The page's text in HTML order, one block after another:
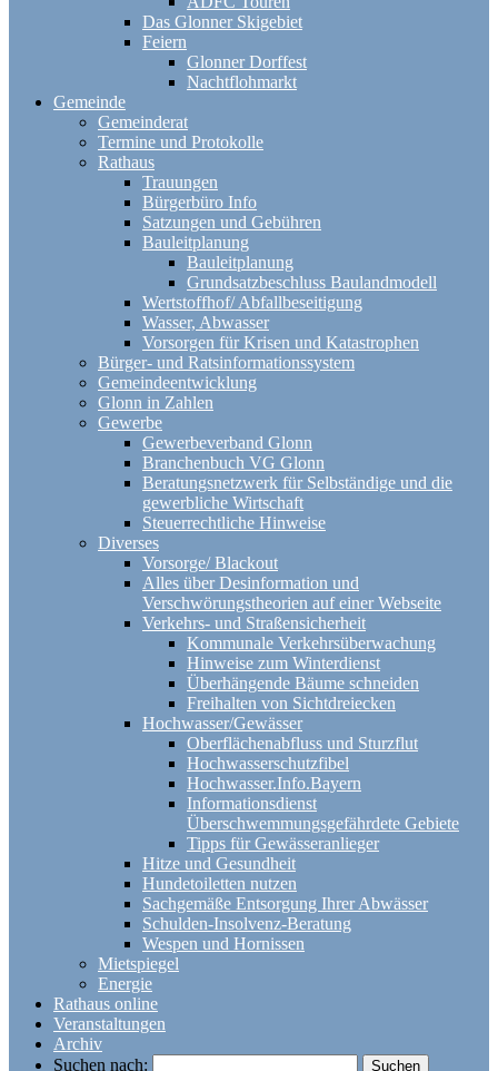
Das Glonner Skigebiet
Feiern
Glonner Dorffest
Nachtflohmarkt
Gemeinde
Gemeinderat
Termine und Protokolle
Rathaus
Trauungen
Bürgerbüro Info
Satzungen und Gebühren
Bauleitplanung
Bauleitplanung
Grundsatzbeschluss Baulandmodell
Wertstoffhof/ Abfallbeseitigung
Wasser, Abwasser
Vorsorgen für Krisen und Katastrophen
Bürger- und Ratsinformationssystem
Gemeindeentwicklung
Glonn in Zahlen
Gewerbe
Gewerbeverband Glonn
Branchenbuch VG Glonn
Beratungsnetzwerk für Selbständige und die
gewerbliche Wirtschaft
Steuerrechtliche Hinweise
Diverses
Vorsorge/ Blackout
Alles über Desinformation und
Verschwörungstheorien auf einer Webseite
Verkehrs- und Straßensicherheit
Kommunale Verkehrsüberwachung
Hinweise zum Winterdienst
Überhängende Bäume schneiden
Freihalten von Sichtdreiecken
Hochwasser/Gewässer
Oberflächenabfluss und Sturzflut
Hochwasserschutzfibel
Hochwasser.Info.Bayern
Informationsdienst
Überschwemmungsgefährdete Gebiete
Tipps für Gewässeranlieger
Hitze und Gesundheit
Hundetoiletten nutzen
Sachgemäße Entsorgung Ihrer Abwässer
Schulden-Insolvenz-Beratung
Wespen und Hornissen
Mietspiegel
Energie
Rathaus online
Veranstaltungen
Archiv
Suchen nach: